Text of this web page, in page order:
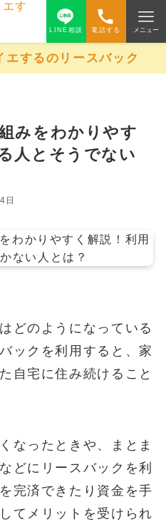
LINE相談 電話する メニュー
エするのリースバック
みをわかりやす
人とそうでない
日
どのようになっている
ックを利用すると、家
自宅に住み続けること
なったときや、まとま
どにリースバックを利
完済できたり資金を手
てメリットを受けられ